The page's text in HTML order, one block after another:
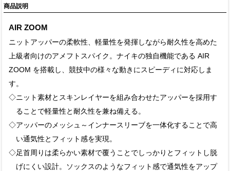
商品説明
AIR ZOOM
ニットアッパーの柔軟性、軽量性を発揮しながら耐久性を高めた
上級者向けのアメフトスパイク。ナイキの独自機能である AIR
ZOOM を搭載し、競技中の様々な動きにスピーディに対応しま
す。
◇ニット素材とスキンレイヤーを組み合わせたアッパーを採用す
ることで軽量性と耐久性を兼ね備える。
◇アッパーのメッシュ～インナースリーブを一体化することで高
い通気性とフィット感を実現。
◇足首周りは柔らかい素材で覆うことでしっかりとフィットし脱
げにくい設計。ソックスのようなフィット感で通気性をアップ